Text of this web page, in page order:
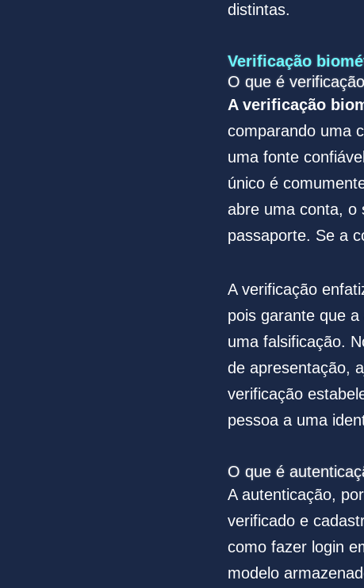
distintas.
Verificação
O que é
A verificação
comparando uma
uma fonte
único é
abre uma conta, o
passaporte. Se a
A verificação
pois garante que
uma falsificação.
de apresentação,
verificação
pessoa a uma
O que é
A autenticação,
verificado e
como fazer login
modelo